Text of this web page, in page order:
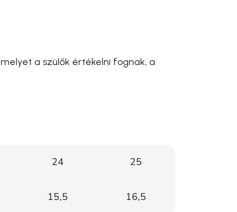
a szülők értékelni fognak, a
24 25
15,5 16,5